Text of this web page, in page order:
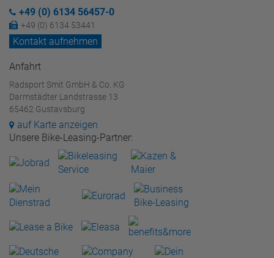
+49 (0) 6134 56457-0
+49 (0) 6134 53441
Kontakt aufnehmen
Anfahrt
Radsport Smit GmbH & Co. KG
Darmstädter Landstrasse 13
65462 Gustavsburg
auf Karte anzeigen
Unsere Bike-Leasing-Partner: